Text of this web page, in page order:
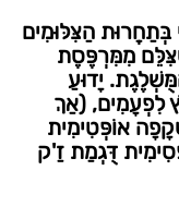
בְּתַחֲרוּת הַצִּלּוּמִים
מִמִּרְפֶּסֶת
יָדוּעַ
לִפְעָמִים, (אַךְ
אוֹפְּטִימִית
דֻּגְמַת זַ'ק